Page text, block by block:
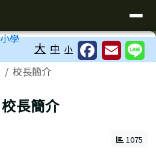
大 中 小
校長簡介
校長簡介
1075